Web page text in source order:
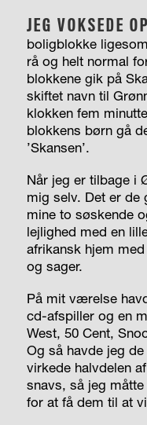
JEG VOKSEDE OP
boligblokke
rå og helt normal
blokkene gik på
skiftet navn til
klokken fem
blokkens børn gå
’Skansen’.
Når jeg er tilbage i
mig selv. Det er de
mine to søskende
lejlighed med en
afrikansk hjem
og sager.
På mit værelse
cd-afspiller og en
West, 50 Cent,
Og så havde jeg
virkede halvdelen
snavs, så jeg
for at få dem til at